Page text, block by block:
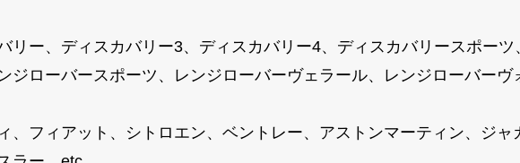
リー、ディスカバリー3、ディスカバリー4、ディスカバリースポー
ジローバースポーツ、レンジローバーヴェラール、レンジローバ
、フィアット、シトロエン、ベントレー、アストンマーティン、ジ